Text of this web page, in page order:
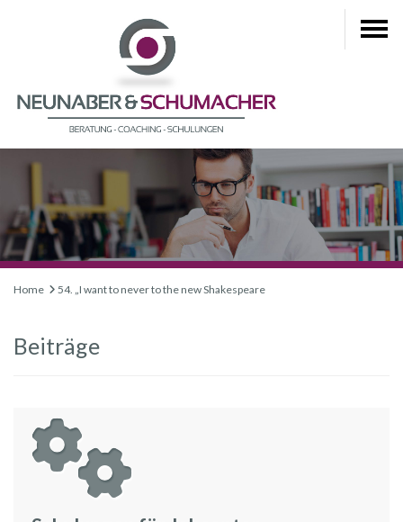
Home 54. „I want to never to the new Shakespeare
Beiträge